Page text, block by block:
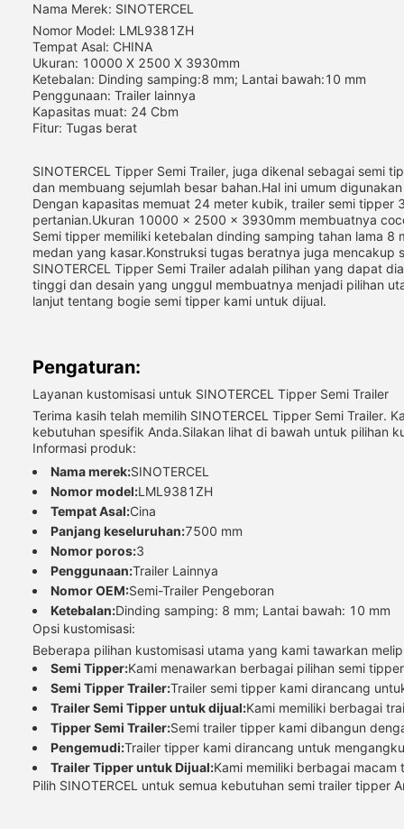
Nama Merek: SINOTERCEL
Nomor Model: LML9381ZH
Tempat Asal: CHINA
Ukuran: 10000 X 2500 X 3930mm
Ketebalan: Dinding samping:8 mm; Lantai bawah:10 mm
Penggunaan: Trailer lainnya
Kapasitas muat: 24 Cbm
Fitur: Tugas berat
SINOTERCEL Tipper Semi Trailer, juga dikenal sebagai
dan membuang sejumlah besar bahan.Hal ini umum
Dengan kapasitas memuat 24 meter kubik, trailer semi
pertanian.Ukuran 10000 x 2500 x 3930mm membuatnya
Semi tipper memiliki ketebalan dinding samping tahan lama
medan yang kasar.Konstruksi tugas beratnya juga
SINOTERCEL Tipper Semi Trailer adalah pilihan yang dapat
tinggi dan desain yang unggul membuatnya menjadi pilihan
lanjut tentang bogie semi tipper kami untuk dijual.
Pengaturan:
Layanan kustomisasi untuk SINOTERCEL Tipper Semi Trailer
Terima kasih telah memilih SINOTERCEL Tipper Semi
kebutuhan spesifik Anda.Silakan lihat di bawah untuk pilihan
Informasi produk:
Nama merek:SINOTERCEL
Nomor model:LML9381ZH
Tempat Asal:Cina
Panjang keseluruhan:7500 mm
Nomor poros:3
Penggunaan:Trailer Lainnya
Nomor OEM:Semi-Trailer Pengeboran
Ketebalan:Dinding samping: 8 mm; Lantai bawah: 10 mm
Opsi kustomisasi:
Beberapa pilihan kustomisasi utama yang kami tawarkan
Semi Tipper:Kami menawarkan berbagai pilihan semi
Semi Tipper Trailer:Trailer semi tipper kami dirancang
Trailer Semi Tipper untuk dijual:Kami memiliki berbagai
Tipper Semi Trailer:Semi trailer tipper kami dibangun
Pengemudi:Trailer tipper kami dirancang untuk
Trailer Tipper untuk Dijual:Kami memiliki berbagai
Pilih SINOTERCEL untuk semua kebutuhan semi trailer